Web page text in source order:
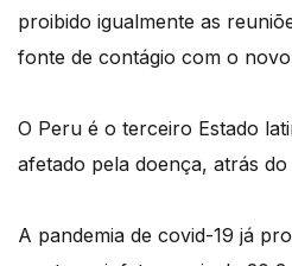
proibido igualmente as
fonte de contágio com o
O Peru é o terceiro Estado
afetado pela doença, atrás
A pandemia de covid-19 já